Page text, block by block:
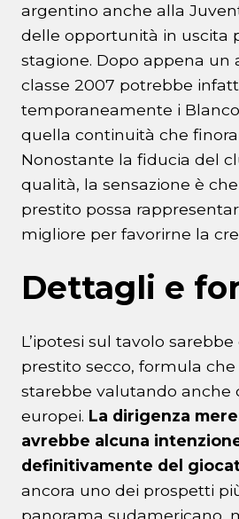
argentino anche alla
delle opportunità in uscita
stagione. Dopo appena un
classe 2007 potrebbe
temporaneamente i
quella continuità che
Nonostante la fiducia del
qualità, la sensazione è
prestito possa
migliore per favorirne la
Dettagli e
L’ipotesi sul tavolo
prestito secco, formula che
starebbe valutando anche
europei. La dirigenza
avrebbe alcuna
definitivamente del
ancora uno dei prospetti
panorama sudamericano,